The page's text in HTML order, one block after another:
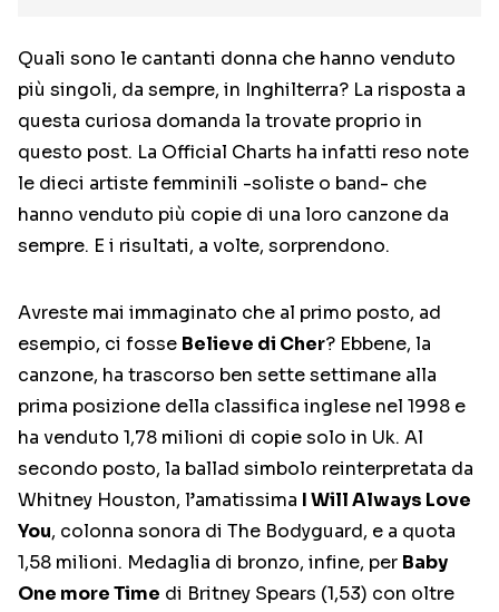
Quali sono le cantanti donna che hanno venduto
più singoli, da sempre, in Inghilterra? La risposta a
questa curiosa domanda la trovate proprio in
questo post. La Official Charts ha infatti reso note
le dieci artiste femminili -soliste o band- che
hanno venduto più copie di una loro canzone da
sempre. E i risultati, a volte, sorprendono.
Avreste mai immaginato che al primo posto, ad
esempio, ci fosse Believe di Cher? Ebbene, la
canzone, ha trascorso ben sette settimane alla
prima posizione della classifica inglese nel 1998 e
ha venduto 1,78 milioni di copie solo in Uk. Al
secondo posto, la ballad simbolo reinterpretata da
Whitney Houston, l’amatissima I Will Always Love
You, colonna sonora di The Bodyguard, e a quota
1,58 milioni. Medaglia di bronzo, infine, per Baby
One more Time di Britney Spears (1,53) con oltre